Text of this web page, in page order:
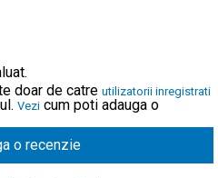
doar de catre utilizatorii inregistrati
Vezi cum poti adauga o
o recenzie